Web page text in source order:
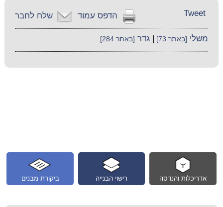
שלח לחבר הדפס עמוד Tweet
משלי [באתר 73] |גדר [באתר 284]
ביקורת מבנים רישוי הבנייה אדריכלות והנדסה